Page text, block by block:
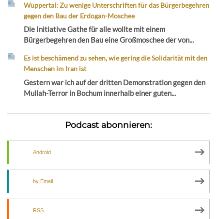
Wuppertal: Zu wenige Unterschriften für das Bürgerbegehren
gegen den Bau der Erdogan-Moschee
Die Initiative Gathe für alle wollte mit einem
Bürgerbegehren den Bau eine Großmoschee der von...
Es ist beschämend zu sehen, wie gering die Solidarität mit den
Menschen im Iran ist
Gestern war ich auf der dritten Demonstration gegen den
Mullah-Terror in Bochum innerhalb einer guten...
Podcast abonnieren:
Android
by Email
RSS